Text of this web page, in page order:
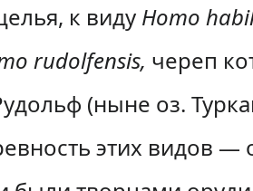
к виду Homo
rudolfensis, череп
(ныне оз.
этих видов —